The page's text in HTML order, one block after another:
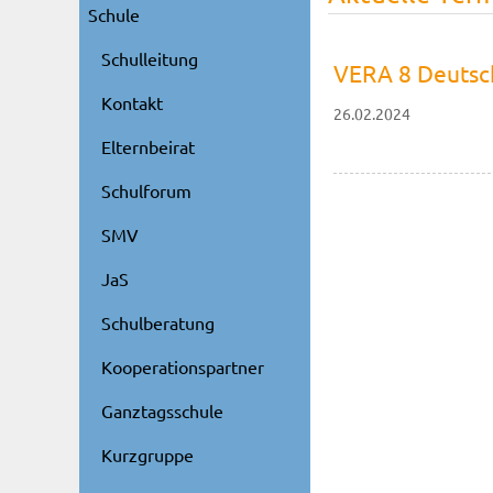
VERA 8
26.02.2024
Schule
Schulleitung
Kontakt
Elternbeirat
Schulforum
SMV
JaS
Schulberatung
Kooperationspartner
Ganztagsschule
Kurzgruppe